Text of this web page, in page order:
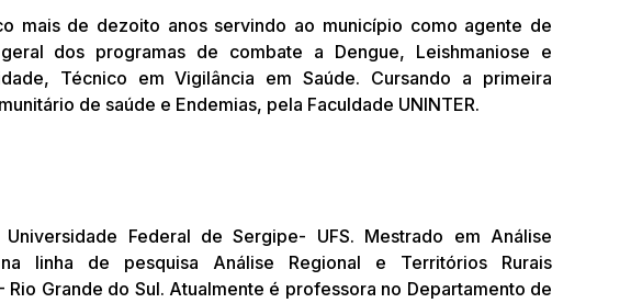
mais de dezoito anos servindo ao município como agente de
dos programas de combate a Dengue, Leishmaniose e
Técnico em Vigilância em Saúde. Cursando a primeira
de saúde e Endemias, pela Faculdade UNINTER.
Federal de Sergipe- UFS. Mestrado em Análise
na linha de pesquisa Análise Regional e Territórios Rurais
Rio Grande do Sul. Atualmente é professora no Departamento de